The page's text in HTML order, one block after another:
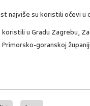
najviše su koristili očevi u
u Gradu Zagrebu,
goranskoj